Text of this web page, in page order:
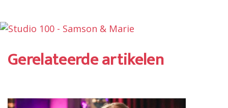
Gerelateerde artikelen